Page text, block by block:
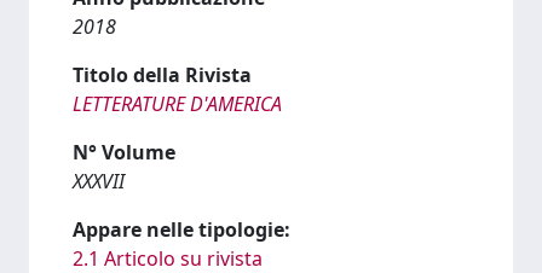
2018
Titolo della Rivista
LETTERATURE D'AMERICA
N° Volume
XXXVII
Appare nelle tipologie:
2.1 Articolo su rivista